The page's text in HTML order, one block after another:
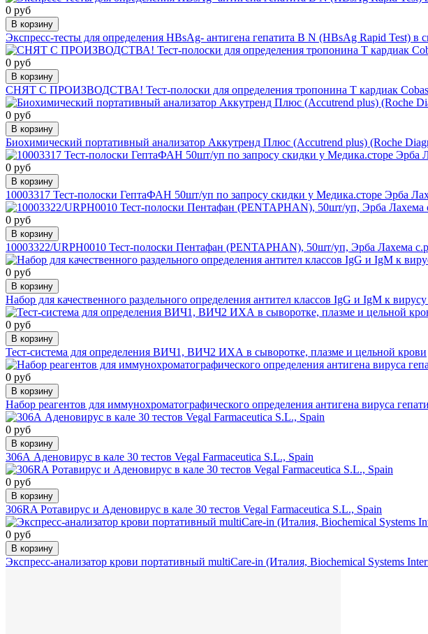
0 руб
В корзину
Экспресс-тесты для определения HBsAg- антигена гепатита В N (HBsAg Rapid Test) в
0 руб
В корзину
СНЯТ С ПРОИЗВОДСТВА! Тест-полоски для определения тропонина Т кардиак
0 руб
В корзину
Биохимический портативный анализатор Аккутренд Плюс (Accutrend plus) (Roche
0 руб
В корзину
10003317 Тест-полоски ГептаФАН 50шт/уп по запросу скидки у Медика.сторе Эрба
0 руб
В корзину
10003322/URPH0010 Тест-полоски Пентафан (PENTAPHAN), 50шт/уп, Эрба Лахема
0 руб
В корзину
Набор для качественного раздельного определения антител классов IgG и IgM к
0 руб
В корзину
Тест-система для определения ВИЧ1, ВИЧ2 ИХА в сыворотке, плазме и цельной крови
0 руб
В корзину
Набор реагентов для иммунохроматографического определения антигена вируса
0 руб
В корзину
306А Аденовирус в кале 30 тестов Vegal Farmaceutica S.L., Spain
0 руб
В корзину
306RA Ротавирус и Аденовирус в кале 30 тестов Vegal Farmaceutica S.L., Spain
0 руб
В корзину
Экспресс-анализатор крови портативный multiCare-in (Италия, Biochemical Systems